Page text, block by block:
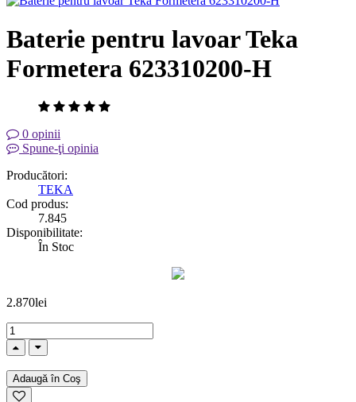
Baterie pentru lavoar Teka
Formetera 623310200-H
0 opinii
Spune-ţi opinia
Producători:
TEKA
Cod produs:
7.845
Disponibilitate:
În Stoc
2.870lei
Adaugă în Coş